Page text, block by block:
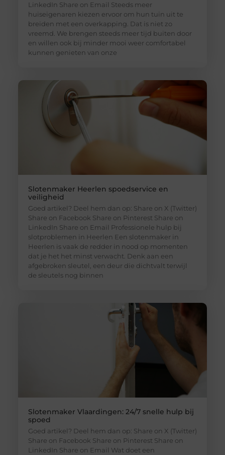
LinkedIn Share on Email Steeds meer
huiseigenaren kiezen ervoor om hun tuin uit te
breiden met een overkapping. Dat is niet zo
vreemd. We brengen steeds meer tijd buiten door
en willen ook bij minder mooi weer comfortabel
kunnen genieten van onze
Slotenmaker Heerlen spoedservice en
veiligheid
Goed artikel? Deel hem dan op: Share on X (Twitter)
Share on Facebook Share on Pinterest Share on
LinkedIn Share on Email Professionele hulp bij
slotproblemen in Heerlen Een slotenmaker in
Heerlen is vaak de redder in nood op momenten
dat je het het minst verwacht. Denk aan een
afgebroken sleutel, een deur die dichtvalt terwijl
de sleutels nog binnen
Slotenmaker Vlaardingen: 24/7 snelle hulp bij
spoed
Goed artikel? Deel hem dan op: Share on X (Twitter)
Share on Facebook Share on Pinterest Share on
LinkedIn Share on Email Wat doet een